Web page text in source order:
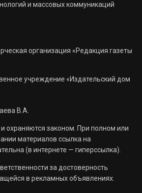
и массовых коммуникаций
организация «Редакция газеты
учреждение «Издательский дом
В.А.
охраняются законом. При полном или
материалов ссылка на
(в интернете — гиперссылка).
за достоверность
в рекламных объявлениях.